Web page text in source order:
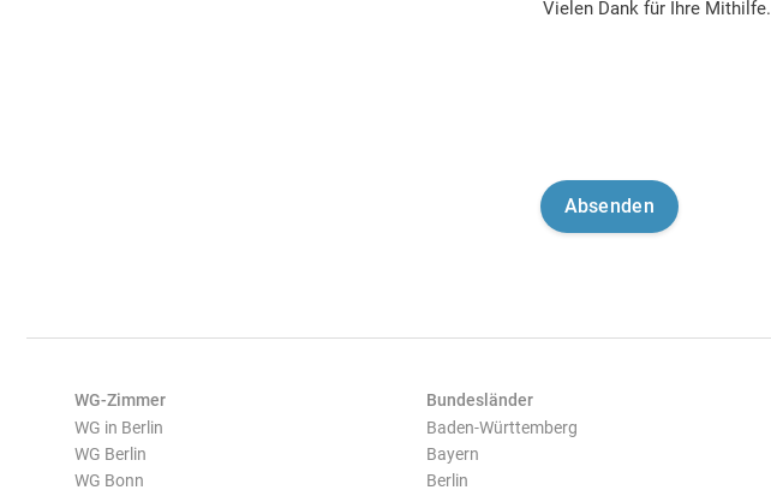
Vielen Dank für Ihre Mithilfe.
WG-Zimmer
WG in Berlin
WG Berlin
WG Bonn
Bundesländer
Baden-Württemberg
Bayern
Berlin